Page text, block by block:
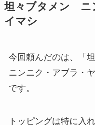
坦々ブタメン ニ
イマシ
今回頼んだのは、「
ニンニク・アブラ・
です。
トッピングは特に入